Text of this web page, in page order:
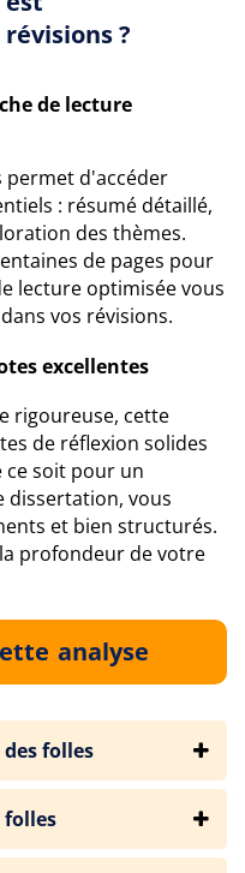
?
de lecture
permet d'accéder
: résumé détaillé,
des thèmes.
de pages pour
lecture optimisée vous
vos révisions.
excellentes
rigoureuse, cette
de réflexion solides
ce soit pour un
dissertation, vous
et bien structurés.
profondeur de votre
analyse
folles
folles